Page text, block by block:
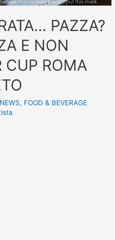
PAZZA?
E NON
CUP ROMA
, FOOD & BEVERAGE